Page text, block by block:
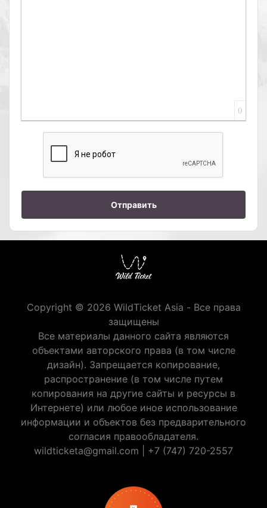
0
Отправить
Copyright © 2026 WildTicket Asia - Все права
защищены
Все материалы данного сайта являются
объектами авторского права (в том числе
дизайн). Запрещается копирование,
распространение (в том числе путем
копирования на другие сайты и ресурсы в
Интернете) или любое иное использование
информации и объектов без предварительного
согласия правообладателя.
wildticketa@gmail.com
+7 (747) 720-2557